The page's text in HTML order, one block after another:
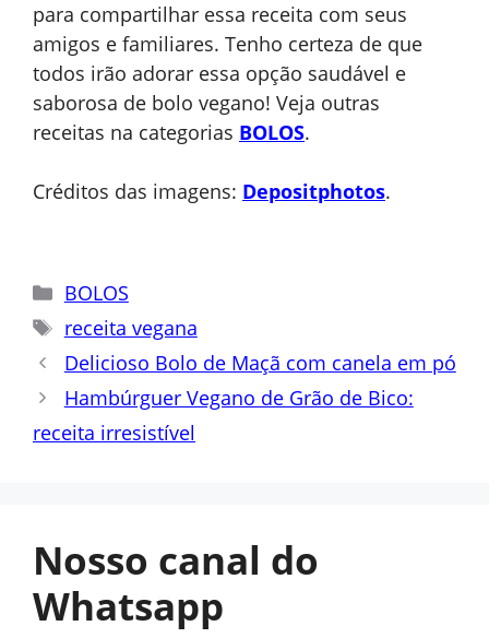
para compartilhar essa receita com seus
amigos e familiares. Tenho certeza de que
todos irão adorar essa opção saudável e
saborosa de bolo vegano! Veja outras
receitas na categorias BOLOS.
Créditos das imagens: Depositphotos.
Categorias
BOLOS
Tags
receita vegana
Delicioso Bolo de Maçã com canela em pó
Hambúrguer Vegano de Grão de Bico:
receita irresistível
Nosso canal do
Whatsapp